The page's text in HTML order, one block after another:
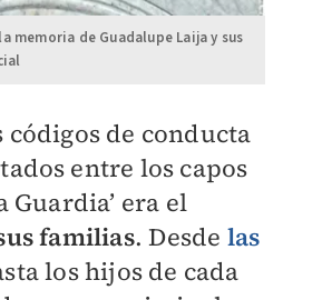
memoria de Guadalupe Laija y sus
códigos de conducta
entre los capos
Guardia’ era el
familias. Desde las
los hijos de cada